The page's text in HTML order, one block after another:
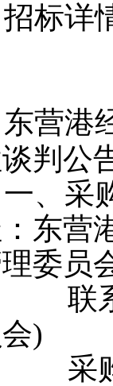
标详
营港
判公
、采
东营
委员
系方
)
购代